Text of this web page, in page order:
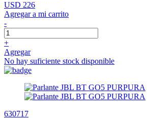
USD 226
Agregar a mi carrito
-
+
Agregar
No hay suficiente stock disponible
630717